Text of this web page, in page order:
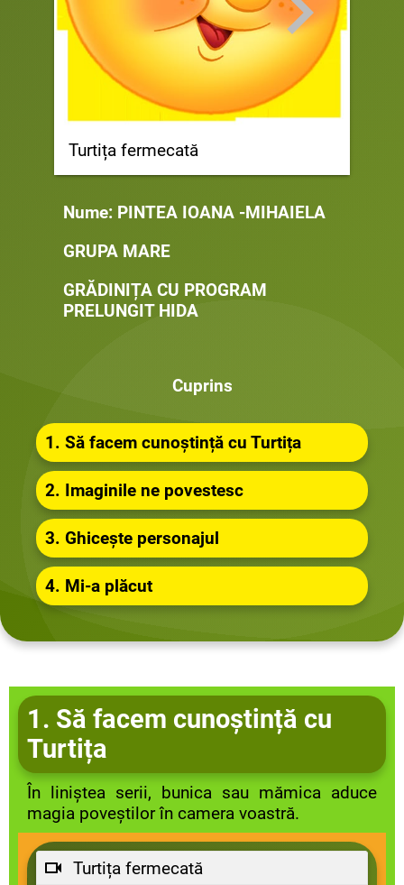
Turtița fermecată
Nume: PINTEA IOANA -MIHAIELA
GRUPA MARE
GRĂDINIȚA CU PROGRAM
PRELUNGIT HIDA
Cuprins
1. Să facem cunoștință cu Turtița
2. Imaginile ne povestesc
3. Ghicește personajul
4. Mi-a plăcut
1. Să facem cunoștință cu
Turtița
În liniștea serii, bunica sau mămica aduce
magia poveștilor în camera voastră.
Turtița fermecată